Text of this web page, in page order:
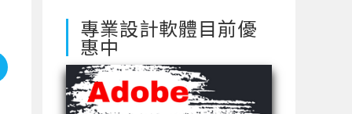
專業設計軟體目前優
惠中